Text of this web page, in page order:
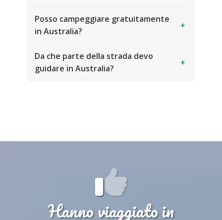
Posso campeggiare gratuitamente
in Australia?
+
Da che parte della strada devo
guidare in Australia?
+
Hanno viaggiato in